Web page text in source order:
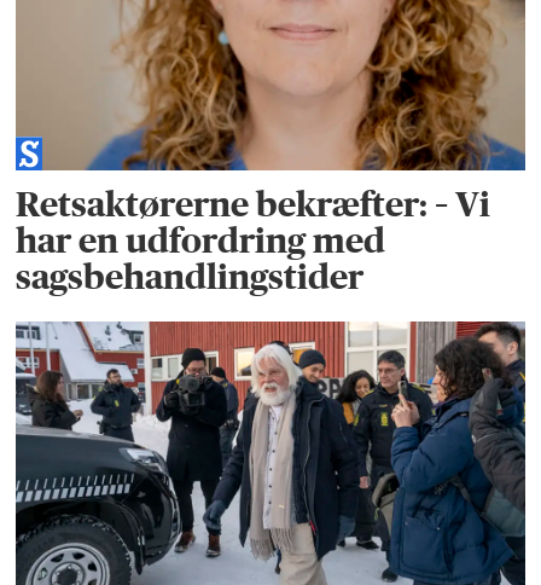
Retsaktørerne bekræfter: – Vi
har en udfordring med
sagsbehandlingstider